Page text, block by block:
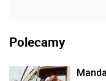
Polecamy